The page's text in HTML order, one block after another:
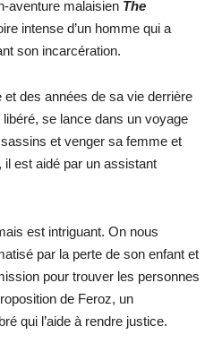
aventure malaisien The
intense d’un homme qui a
son incarcération.
des années de sa vie derrière
se lance dans un voyage
et venger sa femme et
est aidé par un assistant
est intriguant. On nous
par la perte de son enfant et
pour trouver les personnes
de Feroz, un
qui l’aide à rendre justice.